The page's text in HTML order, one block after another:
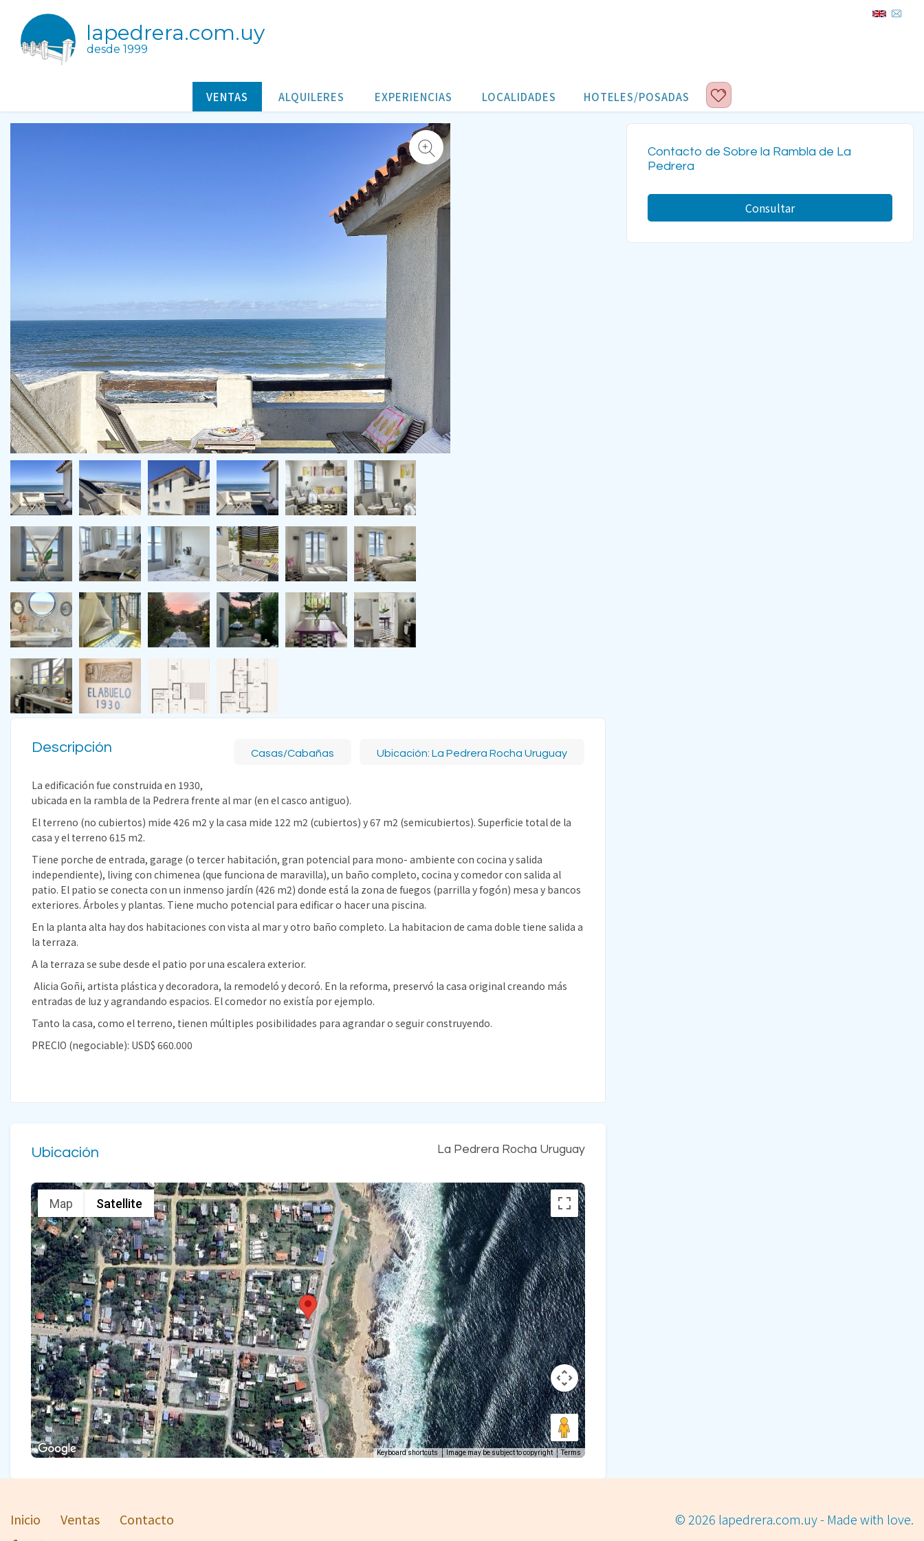
lapedrera.com.uy
desde 1999
VENTAS ALQUILERES EXPERIENCIAS LOCALIDADES HOTELES/POSADAS
Sobre la Rambla de La Pedrera
Casas/Cabañas Ubicación: La Pedrera Rocha Uruguay
Descripción
La edificación fue construida en 1930,
ubicada en la rambla de la Pedrera frente al mar (en el casco antiguo).
El terreno (no cubiertos) mide 426 m2 y la casa mide 122 m2 (cubiertos) y 67 m2 (semicubiertos). Superficie total de la
casa y el terreno 615 m2.
Tiene porche de entrada, garage (o tercer habitación, gran potencial para mono- ambiente con cocina y salida
independiente), living con chimenea (que funciona de maravilla), un baño completo, cocina y comedor con salida al
patio. El patio se conecta con un inmenso jardín (426 m2) donde está la zona de fuegos (parrilla y fogón) mesa y bancos
exteriores. Árboles y plantas. Tiene mucho potencial para edificar o hacer una piscina.
En la planta alta hay dos habitaciones con vista al mar y otro baño completo. La habitacion de cama doble tiene salida a
la terraza.
A la terraza se sube desde el patio por una escalera exterior.
Alicia Goñi, artista plástica y decoradora, la remodeló y decoró. En la reforma, preservó la casa original creando más
entradas de luz y agrandando espacios. El comedor no existía por ejemplo.
Tanto la casa, como el terreno, tienen múltiples posibilidades para agrandar o seguir construyendo.
PRECIO (negociable): USD$ 660.000
Ubicación La Pedrera Rocha Uruguay
Map Satellite
Keyboard shortcuts Image may be subject to copyright Terms
Contacto de Sobre la Rambla de La
Pedrera
Consultar
Inicio Ventas Contacto © 2026 lapedrera.com.uy - Made with love.